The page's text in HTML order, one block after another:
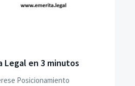
Legal en 3 minutos
Posicionamiento